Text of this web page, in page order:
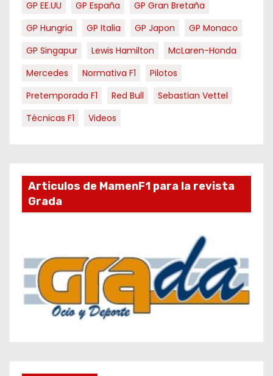
GP EE.UU
GP España
GP Gran Bretaña
GP Hungria
GP Italia GP Japon
GP Monaco
GP Singapur
Lewis Hamilton
McLaren-Honda
Mercedes
Normativa F1
Pilotos
Pretemporada F1
Red Bull
Sebastian Vettel
Técnicas F1
Videos
Articulos de MamenF1 para la revista
Grada